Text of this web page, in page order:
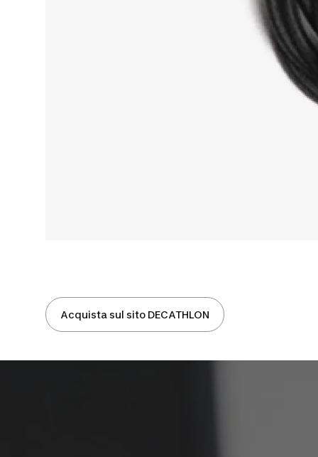
Acquista sul sito DECATHLON